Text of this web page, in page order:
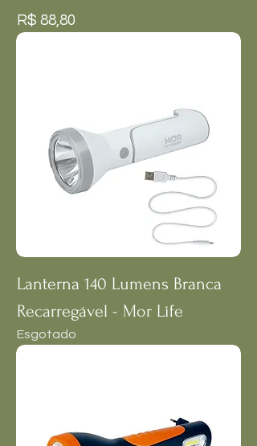
Preço
R$ 88,80
Lanterna 140 Lumens Branca
Recarregável - Mor Life
Esgotado